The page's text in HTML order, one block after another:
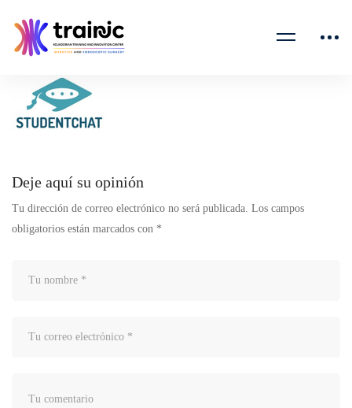
client-
logo-
Deje aquí su opinión
Tu dirección de correo electrónico no será publicada. Los campos
obligatorios están marcados con *